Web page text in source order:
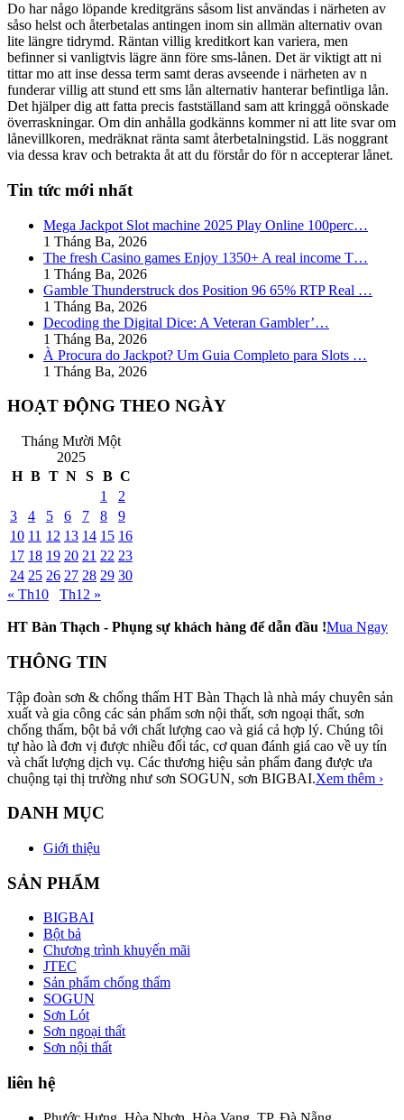
Do har någo löpande kreditgräns såsom list användas i närheten av
såso helst och återbetalas antingen inom sin allmän alternativ ovan
lite längre tidrymd. Räntan villig kreditkort kan variera, men
befinner si vanligtvis lägre änn före sms-lånen. Det är viktigt att ni
tittar mo att inse dessa term samt deras avseende i närheten av n
funderar villig att stund ett sms lån alternativ hanterar befintliga lån.
Det hjälper dig att fatta precis fastställand sam att kringgå oönskade
överraskningar. Om din anhålla godkänns kommer ni att lite svar om
lånevillkoren, medräknat ränta samt återbetalningstid. Läs noggrant
via dessa krav och betrakta åt att du förstår do för n accepterar lånet.
Tin tức mới nhất
Mega Jackpot Slot machine 2025 Play Online 100perc…
1 Tháng Ba, 2026
The fresh Casino games Enjoy 1350+ A real income T…
1 Tháng Ba, 2026
Gamble Thunderstruck dos Position 96 65% RTP Real …
1 Tháng Ba, 2026
Decoding the Digital Dice: A Veteran Gambler’…
1 Tháng Ba, 2026
À Procura do Jackpot? Um Guia Completo para Slots …
1 Tháng Ba, 2026
HOẠT ĐỘNG THEO NGÀY
Tháng Mười Một
2025
H B T N S B C
1
2
3
4 5 6 7 8
9
10 11 12 13 14 15 16
17 18 19 20 21 22 23
24 25 26 27 28 29 30
« Th10
Th12 »
HT Bàn Thạch - Phụng sự khách hàng để dẫn đầu !Mua Ngay
THÔNG TIN
Tập đoàn sơn & chống thấm HT Bàn Thạch là nhà máy chuyên sản
xuất và gia công các sản phẩm sơn nội thất, sơn ngoại thất, sơn
chống thấm, bột bả với chất lượng cao và giá cả hợp lý. Chúng tôi
tự hào là đơn vị được nhiều đối tác, cơ quan đánh giá cao về uy tín
và chất lượng dịch vụ. Các thương hiệu sản phẩm đang được ưa
chuộng tại thị trường như sơn SOGUN, sơn BIGBAI.Xem thêm ›
DANH MỤC
Giới thiệu
SẢN PHẨM
BIGBAI
Bột bả
Chương trình khuyến mãi
JTEC
Sản phẩm chống thấm
SOGUN
Sơn Lót
Sơn ngoại thất
Sơn nội thất
liên hệ